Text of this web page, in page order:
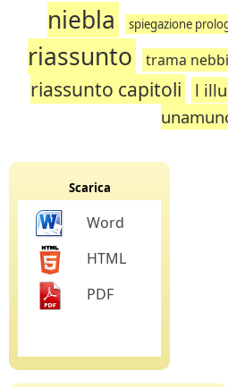
niebla
spiegazione
riassunto
trama
riassunto capitoli
l
Scarica
Word
HTML
PDF